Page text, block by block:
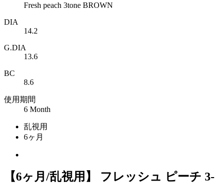
Fresh peach 3tone BROWN
DIA
14.2
G.DIA
13.6
BC
8.6
使用期間
6 Month
乱視用
6ヶ月
【6ヶ月/乱視用】 フレッシュ ピーチ 3-